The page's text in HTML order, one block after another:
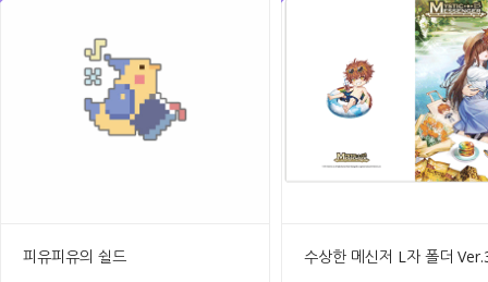
피유피유의 쉴드
수상한 메신저 L자 폴더